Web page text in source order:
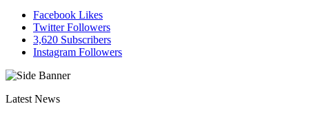
Facebook Likes
Twitter Followers
3,620 Subscribers
Instagram Followers
Latest News